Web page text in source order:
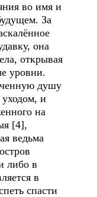
во имя и
За
она
открывая
уровни.
душу
уходом, и
на
[4],
ведьма
либо в
в
спасти